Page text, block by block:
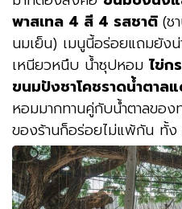
พาสเทล 4 สี 4 รสชาติ (ช
นมเย็น) เมนูนี้อร่อยแถมยังน่
เหนียวหนึบ น้ำซุปหอม ไข่ก
ขนมปังชาโคชราดน้ำตาล
หอมมากทานคู่กับน้ำตาลขอ
ของร้านก็อร่อยไม่แพ้กัน ทั้ง